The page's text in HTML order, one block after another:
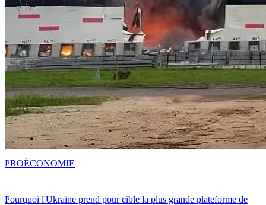
Pourquoi l'Ukraine prend pour cible la plus grande plateforme de
PROÉCONOMIE